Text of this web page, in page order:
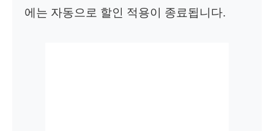
에는 자동으로 할인 적용이 종료됩니다.